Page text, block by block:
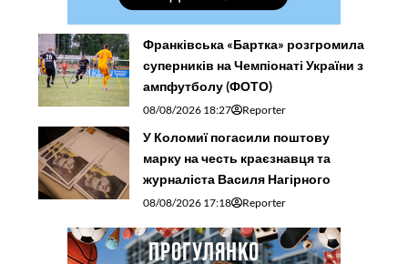
Франківська «Бартка» розгромила
суперників на Чемпіонаті України з
ампфутболу (ФОТО)
08/08/2026 18:27 Reporter
У Коломиї погасили поштову
марку на честь краєзнавця та
журналіста Василя Нагірного
08/08/2026 17:18 Reporter